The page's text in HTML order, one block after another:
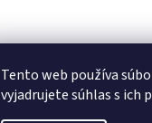
Tento web používa
vyjadrujete súhlas s ich